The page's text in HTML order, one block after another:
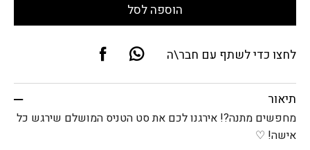
הוספה לסל
לחצו כדי לשתף עם חבר\ה
תיאור
מחפשים מתנה?! אירגנו לכם את סט הטניס המושלם שירגש כל
אישה! ♡